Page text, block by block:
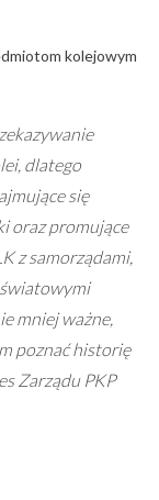
kolejowym
dlatego
się
oraz promujące
z samorządami,
mniej ważne,
poznać historię
Zarządu PKP